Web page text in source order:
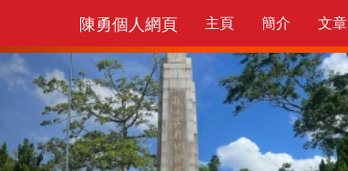
陳勇個人網頁 主頁 簡介 文章
Previous